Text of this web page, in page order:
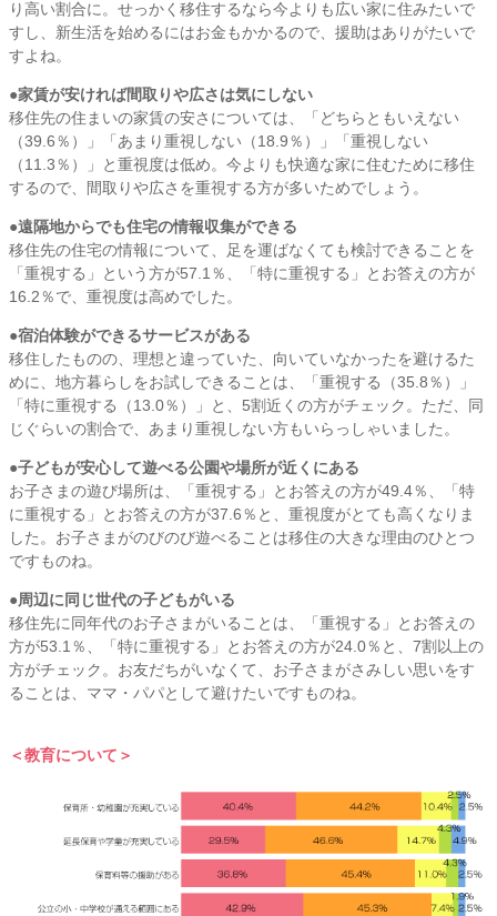
り高い割合に。せっかく移住するなら今よりも広い家に住みたいで
すし、新生活を始めるにはお金もかかるので、援助はありがたいで
すよね。
●家賃が安ければ間取りや広さは気にしない
移住先の住まいの家賃の安さについては、「どちらともいえない
（39.6％）」「あまり重視しない（18.9％）」「重視しない
（11.3％）」と重視度は低め。今よりも快適な家に住むために移住
するので、間取りや広さを重視する方が多いためでしょう。
●遠隔地からでも住宅の情報収集ができる
移住先の住宅の情報について、足を運ばなくても検討できることを
「重視する」という方が57.1％、「特に重視する」とお答えの方が
16.2％で、重視度は高めでした。
●宿泊体験ができるサービスがある
移住したものの、理想と違っていた、向いていなかったを避けるた
めに、地方暮らしをお試しできることは、「重視する（35.8％）」
「特に重視する（13.0％）」と、5割近くの方がチェック。ただ、同
じぐらいの割合で、あまり重視しない方もいらっしゃいました。
●子どもが安心して遊べる公園や場所が近くにある
お子さまの遊び場所は、「重視する」とお答えの方が49.4％、「特
に重視する」とお答えの方が37.6％と、重視度がとても高くなりま
した。お子さまがのびのび遊べることは移住の大きな理由のひとつ
ですものね。
●周辺に同じ世代の子どもがいる
移住先に同年代のお子さまがいることは、「重視する」とお答えの
方が53.1％、「特に重視する」とお答えの方が24.0％と、7割以上の
方がチェック。お友だちがいなくて、お子さまがさみしい思いをす
ることは、ママ・パパとして避けたいですものね。
＜教育について＞